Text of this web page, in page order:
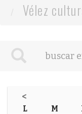
Vélez
<
L M